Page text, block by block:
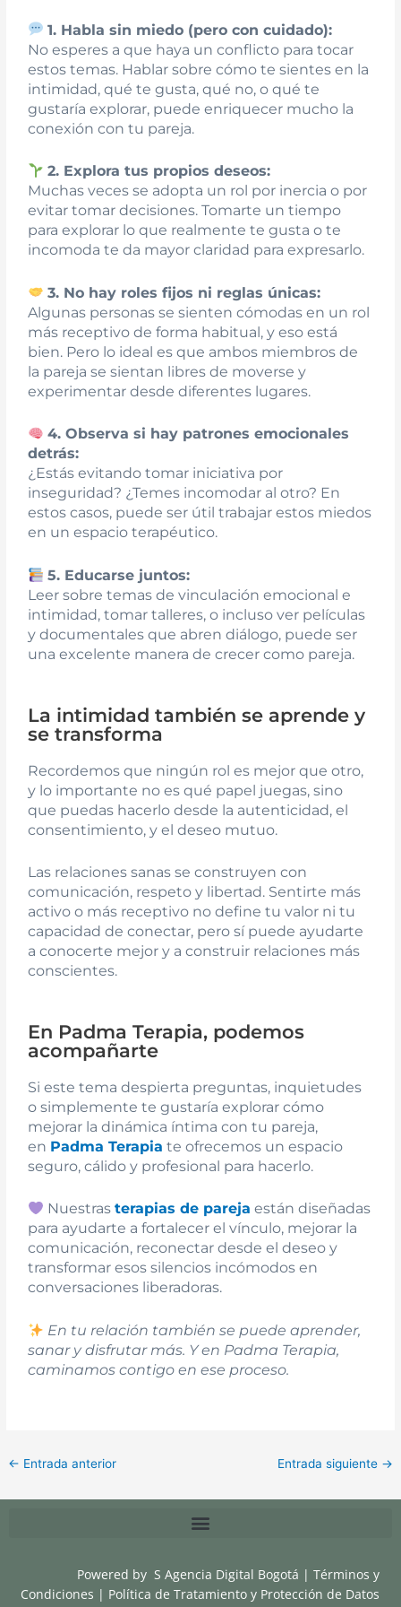
1. Habla sin miedo (pero con cuidado):
No esperes a que haya un conflicto para tocar
estos temas. Hablar sobre cómo te sientes en la
intimidad, qué te gusta, qué no, o qué te
gustaría explorar, puede enriquecer mucho la
conexión con tu pareja.
2. Explora tus propios deseos:
Muchas veces se adopta un rol por inercia o por
evitar tomar decisiones. Tomarte un tiempo
para explorar lo que realmente te gusta o te
incomoda te da mayor claridad para expresarlo.
3. No hay roles fijos ni reglas únicas:
Algunas personas se sienten cómodas en un rol
más receptivo de forma habitual, y eso está
bien. Pero lo ideal es que ambos miembros de
la pareja se sientan libres de moverse y
experimentar desde diferentes lugares.
4. Observa si hay patrones emocionales
detrás:
¿Estás evitando tomar iniciativa por
inseguridad? ¿Temes incomodar al otro? En
estos casos, puede ser útil trabajar estos miedos
en un espacio terapéutico.
5. Educarse juntos:
Leer sobre temas de vinculación emocional e
intimidad, tomar talleres, o incluso ver películas
y documentales que abren diálogo, puede ser
una excelente manera de crecer como pareja.
La intimidad también se aprende y
se transforma
Recordemos que ningún rol es mejor que otro,
y lo importante no es qué papel juegas, sino
que puedas hacerlo desde la autenticidad, el
consentimiento, y el deseo mutuo.
Las relaciones sanas se construyen con
comunicación, respeto y libertad. Sentirte más
activo o más receptivo no define tu valor ni tu
capacidad de conectar, pero sí puede ayudarte
a conocerte mejor y a construir relaciones más
conscientes.
En Padma Terapia, podemos
acompañarte
Si este tema despierta preguntas, inquietudes
o simplemente te gustaría explorar cómo
mejorar la dinámica íntima con tu pareja,
en Padma Terapia te ofrecemos un espacio
seguro, cálido y profesional para hacerlo.
Nuestrasterapias de pareja están diseñadas
para ayudarte a fortalecer el vínculo, mejorar la
comunicación, reconectar desde el deseo y
transformar esos silencios incómodos en
conversaciones liberadoras.
En tu relación también se puede aprender,
sanar y disfrutar más. Y en Padma Terapia,
caminamos contigo en ese proceso.
← Entrada anterior Entrada siguiente →
Powered by S Agencia Digital Bogotá |Términos y
Condiciones | Política de Tratamiento y Protección de Datos